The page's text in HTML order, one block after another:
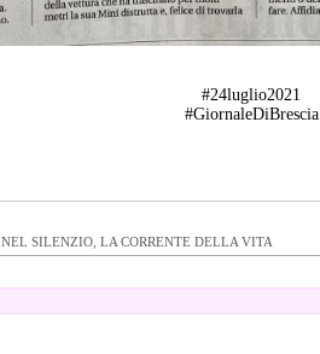
#24luglio2021
#GiornaleDiBrescia
NEL SILENZIO, LA CORRENTE DELLA VITA